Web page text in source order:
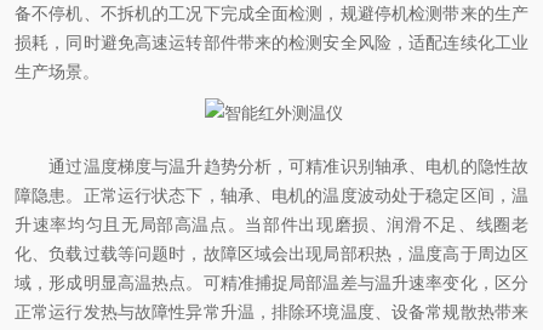
备不停机、不拆机的工况下完成全面检测，规避停机检测带来的生产
损耗，同时避免高速运转部件带来的检测安全风险，适配连续化工业
生产场景。
通过温度梯度与温升趋势分析，可精准识别轴承、电机的隐性故
障隐患。正常运行状态下，轴承、电机的温度波动处于稳定区间，温
升速率均匀且无局部高温点。当部件出现磨损、润滑不足、线圈老
化、负载过载等问题时，故障区域会出现局部积热，温度高于周边区
域，形成明显高温热点。可精准捕捉局部温差与温升速率变化，区分
正常运行发热与故障性异常升温，排除环境温度、设备常规散热带来